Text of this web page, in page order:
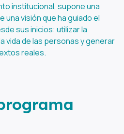
institucional, supone una
una visión que ha guiado el
sus inicios: utilizar la
vida de las personas y generar
reales.